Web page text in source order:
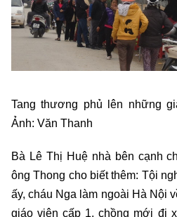
Tang thương phủ lên những
Ảnh: Văn Thanh
Bà Lê Thị Huệ nhà bên cạnh
ông Thong cho biết thêm: Tội
ấy, cháu Nga làm ngoài Hà Nội
giáo viên cấp 1, chồng mới đi